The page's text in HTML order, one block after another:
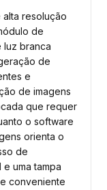
alta resolução
de
luz branca
de
e
de imagens
que requer
o software
orienta o
de
uma tampa
conveniente